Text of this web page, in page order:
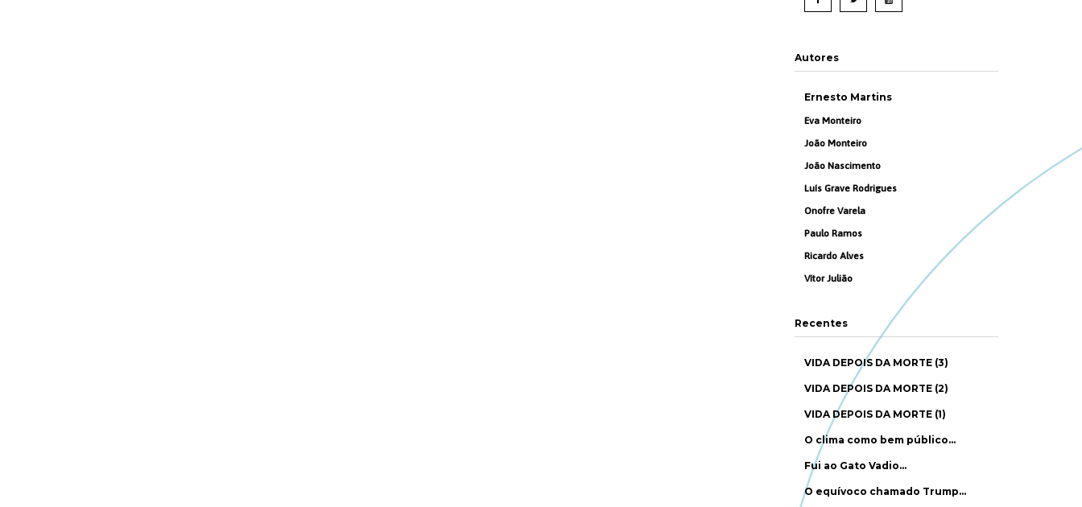
Autores
Ernesto Martins
Eva Monteiro
João Monteiro
João Nascimento
Luís Grave Rodrigues
Onofre Varela
Paulo Ramos
Ricardo Alves
Vítor Julião
Recentes
VIDA DEPOIS DA MORTE (3)
VIDA DEPOIS DA MORTE (2)
VIDA DEPOIS DA MORTE (1)
O clima como bem público…
Fui ao Gato Vadio…
O equívoco chamado Trump…